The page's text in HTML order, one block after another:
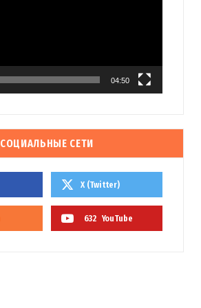
04:50
СОЦИАЛЬНЫЕ СЕТИ
X (Twitter)
632 YouTube